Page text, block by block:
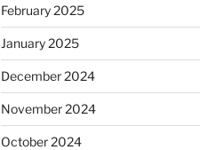
February 2025
January 2025
December 2024
November 2024
October 2024